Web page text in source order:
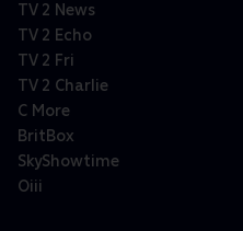
TV 2 News
TV 2 Echo
TV 2 Fri
TV 2 Charlie
C More
BritBox
SkyShowtime
Oiii